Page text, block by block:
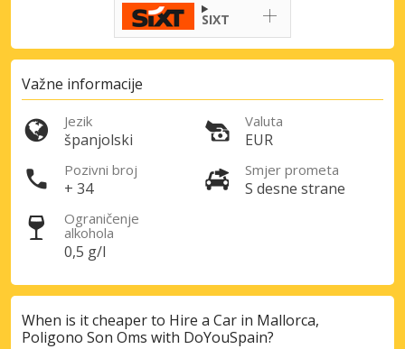
SIXT
Važne informacije
Jezik
španjolski
Valuta
EUR
Pozivni broj
+ 34
Smjer prometa
S desne strane
Ograničenje
alkohola
0,5 g/l
When is it cheaper to Hire a Car in Mallorca,
Poligono Son Oms with DoYouSpain?